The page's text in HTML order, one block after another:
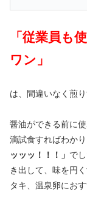
「従業員も
ワン」
は、間違いなく煎
醤油ができる前に
滴試食すればわか
ッッッ！！！」 で
き出して、味を円
タキ、温泉卵にお